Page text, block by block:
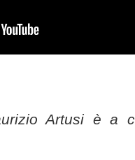
Artusi è a